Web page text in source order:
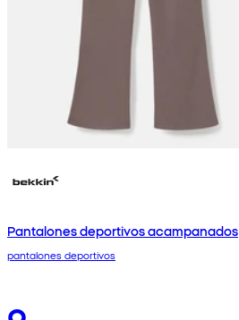
Pantalones deportivos acampanados
pantalones deportivos